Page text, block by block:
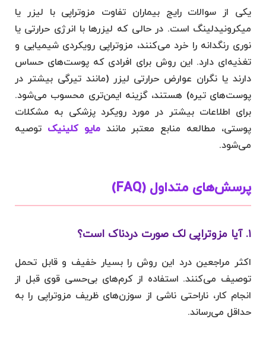
یکی از سوالات رایج بیماران تفاوت مزوتراپی با لیزر یا
میکرونیدلینگ است. در حالی که لیزرها با انرژی حرارتی یا
نوری رنگدانه را خرد می‌کنند، مزوتراپی رویکردی شیمیایی و
تغذیه‌ای دارد. این روش برای افرادی که پوست‌های حساس
دارند یا نگران عوارض حرارتی لیزر (مانند تیرگی بیشتر در
پوست‌های تیره) هستند، گزینه ایمن‌تری محسوب می‌شود.
برای اطلاعات بیشتر در مورد رویکرد پزشکی به مشکلات
پوستی، مطالعه منابع معتبر مانندمایو کلینیک توصیه
می‌شود.
پرسش‌های متداول (FAQ)
۱. آیا مزوتراپی لک صورت دردناک است؟
اکثر مراجعین درد این روش را بسیار خفیف و قابل تحمل
توصیف می‌کنند. استفاده از کرم‌های بی‌حسی قوی قبل از
انجام کار، ناراحتی ناشی از سوزن‌های ظریف مزوتراپی را به
حداقل می‌رساند.